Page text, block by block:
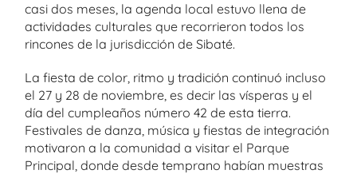
casi dos meses, la agenda local estuvo llena de
actividades culturales que recorrieron todos los
rincones de la jurisdicción de Sibaté.
La fiesta de color, ritmo y tradición continuó incluso
el 27 y 28 de noviembre, es decir las vísperas y el
día del cumpleaños número 42 de esta tierra.
Festivales de danza, música y fiestas de integración
motivaron a la comunidad a visitar el Parque
Principal, donde desde temprano habían muestras